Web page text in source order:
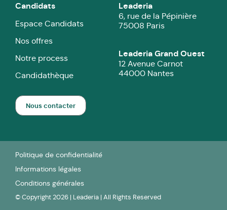
Candidats
Espace Candidats
Nos offres
Notre process
Candidathèque
Leaderia
6, rue de la Pépinière
75008 Paris
Leaderia Grand Ouest
12 Avenue Carnot
44000 Nantes
Nous contacter
Politique de confidentialité
Informations légales
Conditions générales
© Copyright 2026 | Leaderia | All Rights Reserved